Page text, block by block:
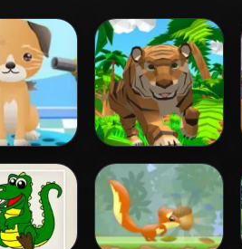
Tiger Simulator
3D